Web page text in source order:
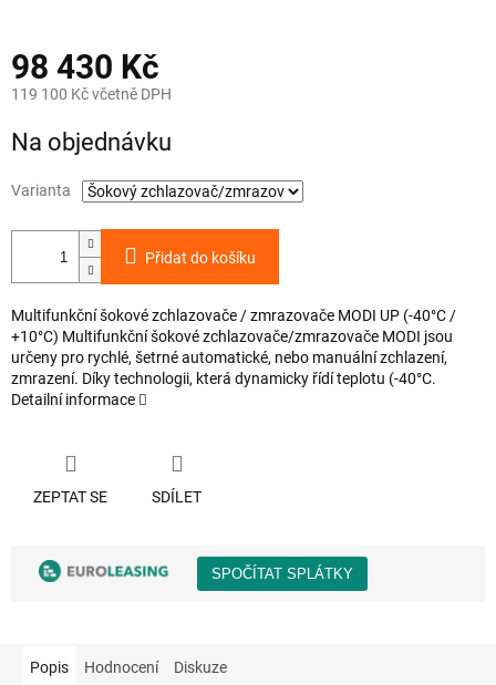
98 430 Kč
119 100 Kč včetně DPH
cena:
Na objednávku
Varianta
Přidat do košíku
Multifunkční šokové zchlazovače / zmrazovače MODI UP (-40°C /
+10°C) Multifunkční šokové zchlazovače/zmrazovače MODI jsou
určeny pro rychlé, šetrné automatické, nebo manuální zchlazení,
zmrazení. Díky technologii, která dynamicky řídí teplotu (-40°C.
Detailní informace
ZEPTAT SE SDÍLET
Popis Hodnocení Diskuze